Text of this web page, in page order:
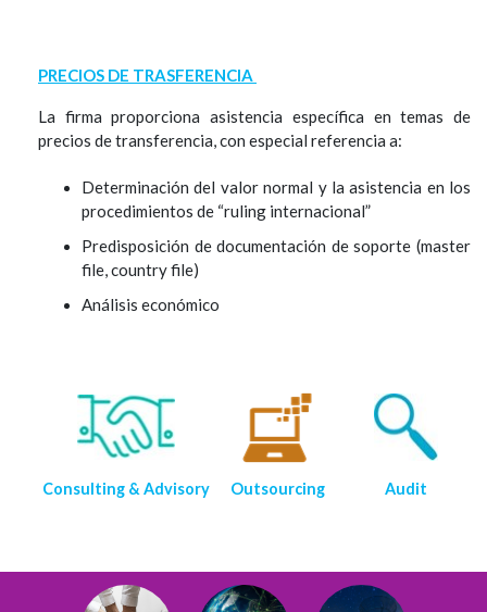
PRECIOS DE TRASFERENCIA
La firma proporciona asistencia específica en temas de
precios de transferencia, con especial referencia a:
Determinación del valor normal y la asistencia en los
procedimientos de “ruling internacional”
Predisposición de documentación de soporte (master
file, country file)
Análisis económico
Consulting & Advisory Outsourcing Audit